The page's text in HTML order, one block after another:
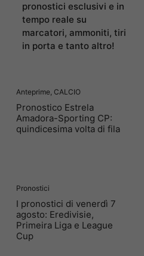
pronostici esclusivi e in
tempo reale su
marcatori, ammoniti, tiri
in porta e tanto altro!
Anteprime, CALCIO
Pronostico Estrela
Amadora-Sporting CP:
quindicesima volta di fila
Pronostici
I pronostici di venerdì 7
agosto: Eredivisie,
Primeira Liga e League
Cup